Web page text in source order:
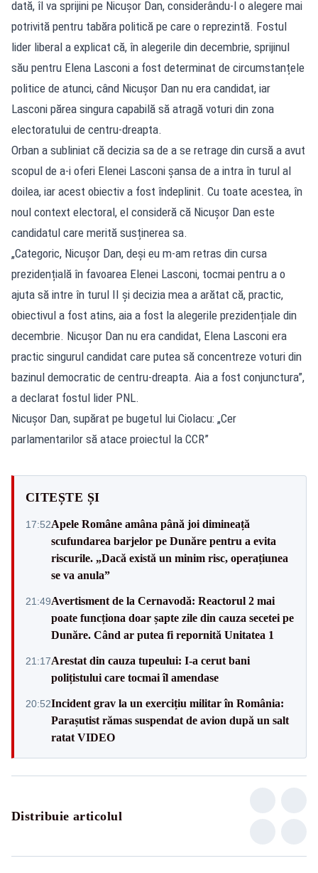
dată, îl va sprijini pe Nicușor Dan, considerându-l o alegere mai
potrivită pentru tabăra politică pe care o reprezintă. Fostul
lider liberal a explicat că, în alegerile din decembrie, sprijinul
său pentru Elena Lasconi a fost determinat de circumstanțele
politice de atunci, când Nicușor Dan nu era candidat, iar
Lasconi părea singura capabilă să atragă voturi din zona
electoratului de centru-dreapta.
Orban a subliniat că decizia sa de a se retrage din cursă a avut
scopul de a-i oferi Elenei Lasconi șansa de a intra în turul al
doilea, iar acest obiectiv a fost îndeplinit. Cu toate acestea, în
noul context electoral, el consideră că Nicușor Dan este
candidatul care merită susținerea sa.
„Categoric, Nicușor Dan, deși eu m-am retras din cursa
prezidențială în favoarea Elenei Lasconi, tocmai pentru a o
ajuta să intre în turul II și decizia mea a arătat că, practic,
obiectivul a fost atins, aia a fost la alegerile prezidențiale din
decembrie. Nicușor Dan nu era candidat, Elena Lasconi era
practic singurul candidat care putea să concentreze voturi din
bazinul democratic de centru-dreapta. Aia a fost conjunctura”,
a declarat fostul lider PNL.
Nicușor Dan, supărat pe bugetul lui Ciolacu: „Cer
parlamentarilor să atace proiectul la CCR”
CITEȘTE ȘI
17:52Apele Române amâna până joi dimineață
scufundarea barjelor pe Dunăre pentru a evita
riscurile. „Dacă există un minim risc, operațiunea
se va anula”
21:49Avertisment de la Cernavodă: Reactorul 2 mai
poate funcționa doar șapte zile din cauza secetei pe
Dunăre. Când ar putea fi repornită Unitatea 1
21:17Arestat din cauza tupeului: I-a cerut bani
polițistului care tocmai îl amendase
20:52Incident grav la un exercițiu militar în România:
Parașutist rămas suspendat de avion după un salt
ratat VIDEO
Distribuie articolul